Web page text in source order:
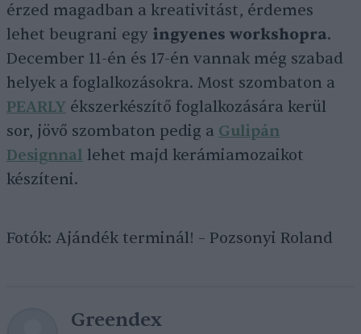
érzed magadban a kreativitást, érdemes
lehet beugrani egy ingyenes workshopra.
December 11-én és 17-én vannak még szabad
helyek a foglalkozásokra. Most szombaton a
PEARLY ékszerkészítő foglalkozására kerül
sor, jövő szombaton pedig a Gulipán
Designnal lehet majd kerámiamozaikot
készíteni.
Fotók: Ajándék terminál! – Pozsonyi Roland
Greendex